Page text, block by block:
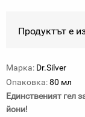
Продуктът е
Марка: Dr.Silver
Опаковка:80 мл
Единственият гел
йони!